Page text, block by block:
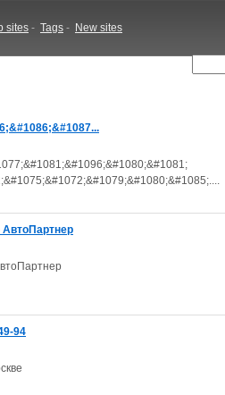
sites - Tags - New sites
94